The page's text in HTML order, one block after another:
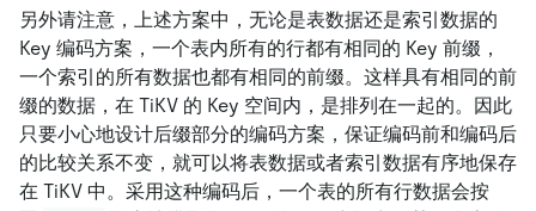
另外请注意，上述方案中，无论是表数据还是索引数据的
Key 编码方案，一个表内所有的行都有相同的 Key 前缀，
一个索引的所有数据也都有相同的前缀。这样具有相同的前
缀的数据，在 TiKV 的 Key 空间内，是排列在一起的。因此
只要小心地设计后缀部分的编码方案，保证编码前和编码后
的比较关系不变，就可以将表数据或者索引数据有序地保存
在 TiKV 中。采用这种编码后，一个表的所有行数据会按